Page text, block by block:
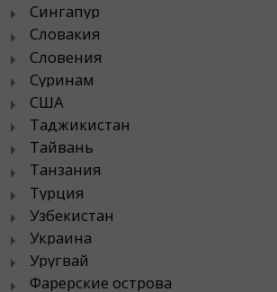
Сингапур
Словакия
Словения
Суринам
США
Таджикистан
Тайвань
Танзания
Турция
Узбекистан
Украина
Уругвай
Фарерские острова